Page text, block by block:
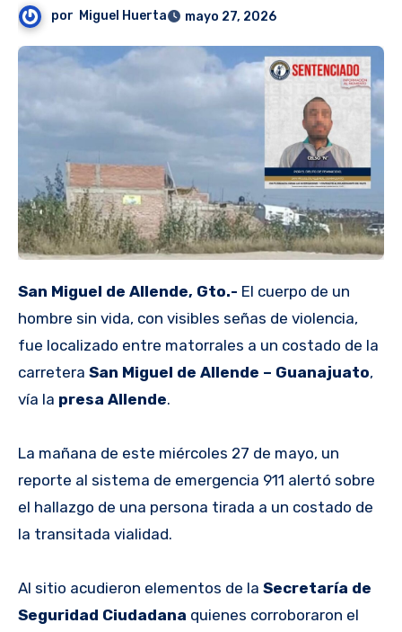
por Miguel Huerta mayo 27, 2026
San Miguel de Allende, Gto.- El cuerpo de un
hombre sin vida, con visibles señas de violencia,
fue localizado entre matorrales a un costado de la
carretera San Miguel de Allende – Guanajuato,
vía la presa Allende.
La mañana de este miércoles 27 de mayo, un
reporte al sistema de emergencia 911 alertó sobre
el hallazgo de una persona tirada a un costado de
la transitada vialidad.
Al sitio acudieron elementos de la Secretaría de
Seguridad Ciudadana quienes corroboraron el